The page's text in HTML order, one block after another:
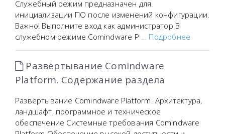
Служебный режим предназначен для
инициализации ПО после изменений конфигурации.
Важно! Выполните вход как администратор В
служебном режиме Comindware P … Подробнее
Развёртывание Comindware
Platform. Содержание раздела
Развёртывание Comindware Platform. Архитектура,
ландшафт, программное и техническое
обеспечение Системные требования Comindware